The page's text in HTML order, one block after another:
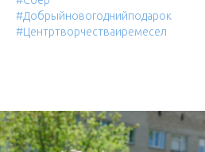
#Добрыйновогоднийподарок
#Центртворчестваиремесел